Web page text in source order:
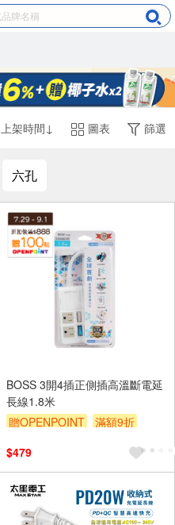
上架時間↓ 圖表 篩選
六孔
BOSS 3開4插正側插高溫斷電延
長線1.8米
贈OPENPOINT
滿額9折
$479